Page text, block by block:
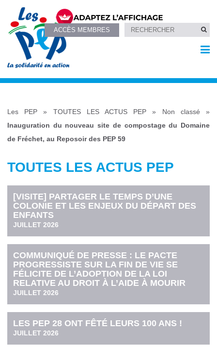
ACCÈS MEMBRES
Les PEP » TOUTES LES ACTUS PEP » Non classé »
Inauguration du nouveau site de compostage du Domaine
de Fréchet, au Reposoir des PEP 59
TOUTES LES ACTUS PEP
[VISITE] PARTAGER LE TEMPS D’UNE
COLONIE ET LES ENJEUX DU DÉPART DES
ENFANTS
JUILLET 2026
COMMUNIQUÉ DE PRESSE : LE PACTE
PROGRESSISTE SUR LA FIN DE VIE SE
FÉLICITE DE L’ADOPTION DE LA LOI
RELATIVE AU DROIT À L’AIDE À MOURIR
JUILLET 2026
LES PEP 28 ONT FÊTÉ LEURS 100 ANS !
JUILLET 2026